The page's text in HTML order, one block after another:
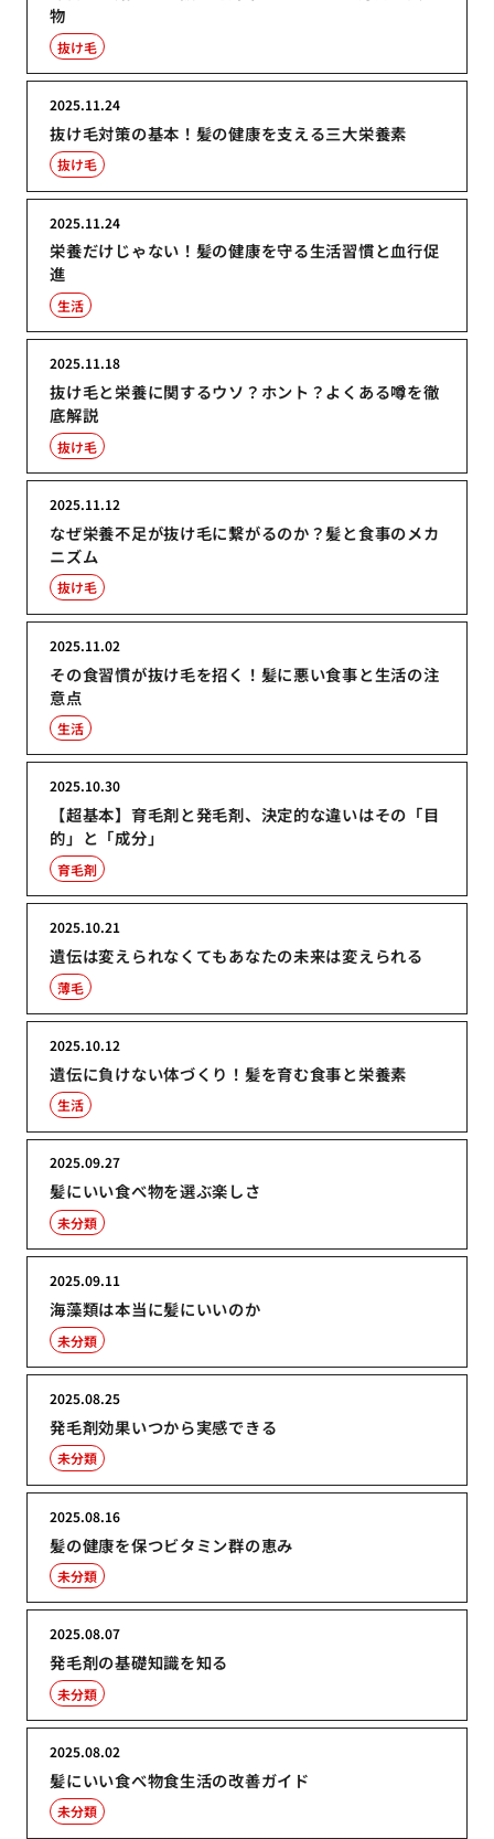
物
抜け毛
抜け毛対策の基本！髪の健康を支える三大栄養素
2025.11.24
抜け毛
栄養だけじゃない！髪の健康を守る生活習慣と血行促
進
2025.11.24
生活
抜け毛と栄養に関するウソ？ホント？よくある噂を徹
底解説
2025.11.18
抜け毛
なぜ栄養不足が抜け毛に繋がるのか？髪と食事のメカ
ニズム
2025.11.12
抜け毛
その食習慣が抜け毛を招く！髪に悪い食事と生活の注
意点
2025.11.02
生活
【超基本】育毛剤と発毛剤、決定的な違いはその「目
的」と「成分」
2025.10.30
育毛剤
遺伝は変えられなくてもあなたの未来は変えられる
2025.10.21
薄毛
遺伝に負けない体づくり！髪を育む食事と栄養素
2025.10.12
生活
髪にいい食べ物を選ぶ楽しさ
2025.09.27
未分類
海藻類は本当に髪にいいのか
2025.09.11
未分類
発毛剤効果いつから実感できる
2025.08.25
未分類
髪の健康を保つビタミン群の恵み
2025.08.16
未分類
発毛剤の基礎知識を知る
2025.08.07
未分類
髪にいい食べ物食生活の改善ガイド
2025.08.02
未分類